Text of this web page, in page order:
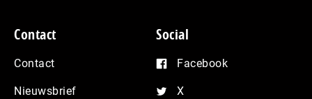
Contact
Contact
Nieuwsbrief
Social
Facebook
X